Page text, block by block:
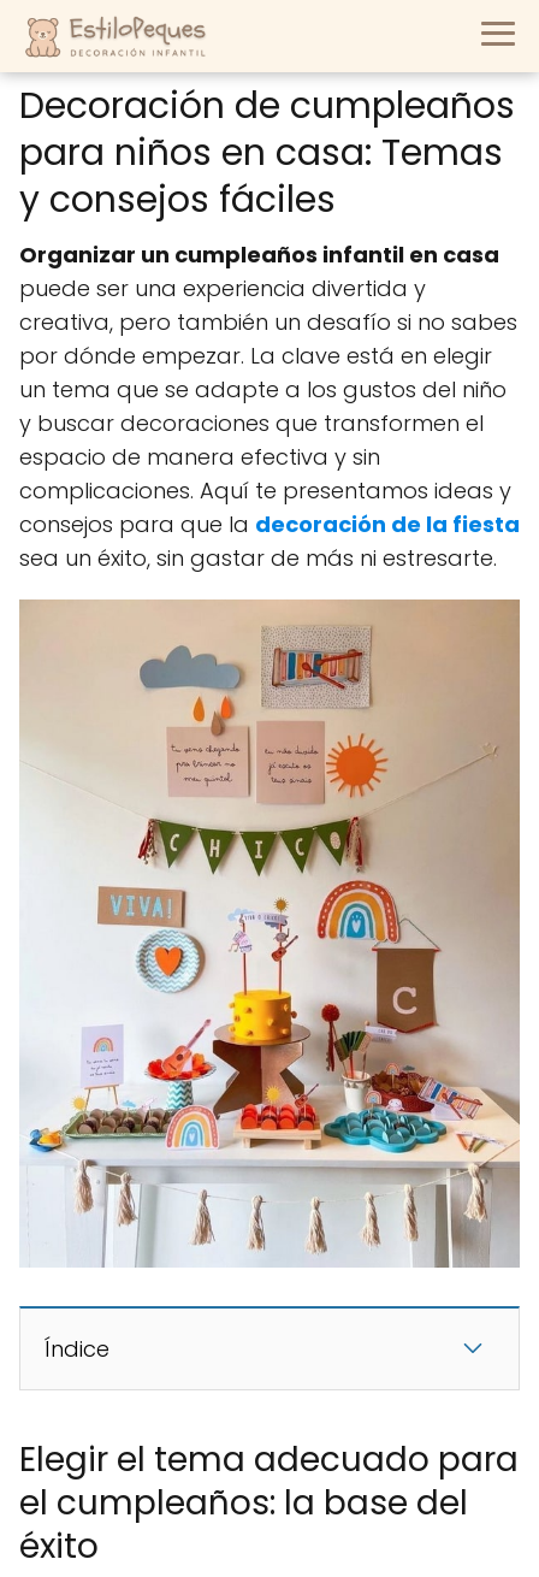
Decoración de cumpleaños
para niños en casa: Temas
y consejos fáciles
Organizar un cumpleaños infantil en casa
puede ser una experiencia divertida y
creativa, pero también un desafío si no sabes
por dónde empezar. La clave está en elegir
un tema que se adapte a los gustos del niño
y buscar decoraciones que transformen el
espacio de manera efectiva y sin
complicaciones. Aquí te presentamos ideas y
consejos para que la decoración de la fiesta
sea un éxito, sin gastar de más ni estresarte.
Índice
Elegir el tema adecuado para
el cumpleaños: la base del
éxito